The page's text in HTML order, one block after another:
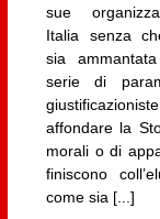
sue
Italia senza
sia
serie di
affondare la
morali o di
finiscono
come sia [...]